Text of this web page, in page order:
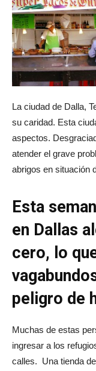
La ciudad de Dalla,
su caridad. Esta
aspectos.
atender el grave
abrigos en situación
Esta
en Dallas
cero, lo
peligro de
Muchas de estas
ingresar a los
calles. Una tienda